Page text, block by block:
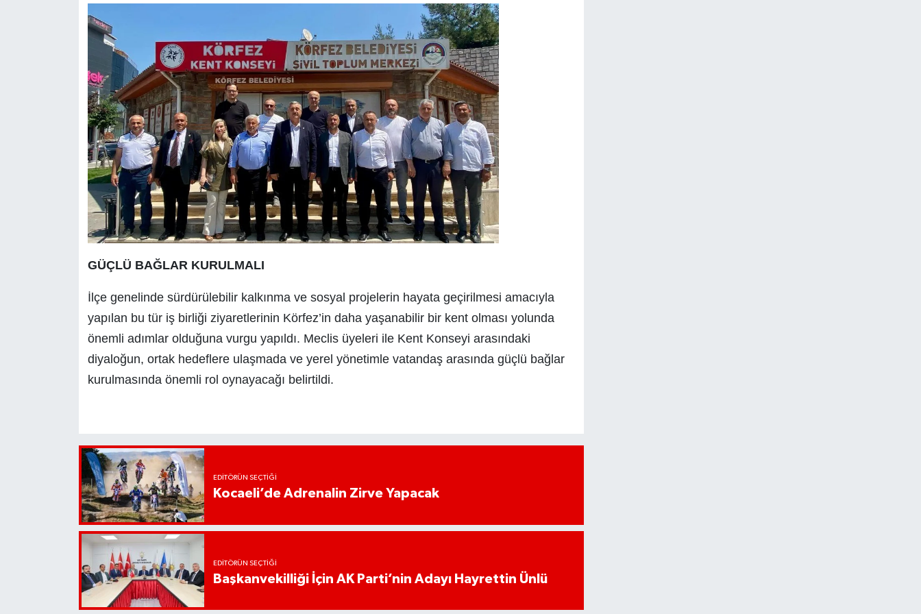
GÜÇLÜ BAĞLAR KURULMALI
İlçe genelinde sürdürülebilir kalkınma ve sosyal projelerin hayata geçirilmesi amacıyla
yapılan bu tür iş birliği ziyaretlerinin Körfez’in daha yaşanabilir bir kent olması yolunda
önemli adımlar olduğuna vurgu yapıldı. Meclis üyeleri ile Kent Konseyi arasındaki
diyaloğun, ortak hedeflere ulaşmada ve yerel yönetimle vatandaş arasında güçlü bağlar
kurulmasında önemli rol oynayacağı belirtildi.
EDITÖRÜN SEÇTIĞI
Kocaeli’de Adrenalin Zirve Yapacak
EDITÖRÜN SEÇTIĞI
Başkanvekilliği İçin AK Parti’nin Adayı Hayrettin Ünlü